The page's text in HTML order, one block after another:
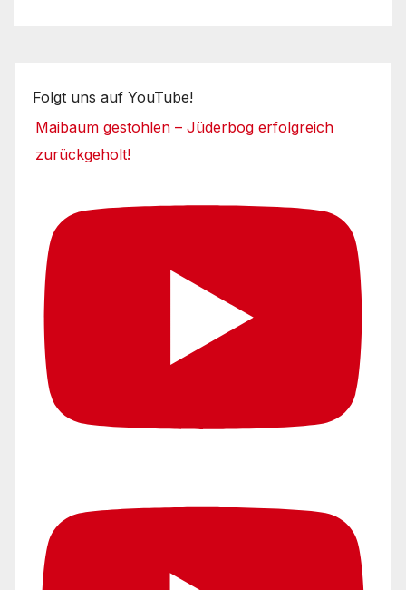
Folgt uns auf YouTube!
Maibaum gestohlen – Jüderbog erfolgreich
zurückgeholt!